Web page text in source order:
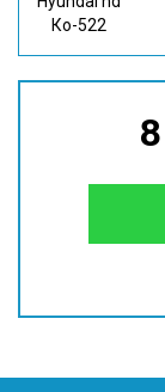
Ко-522